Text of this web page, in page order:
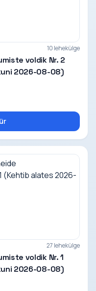
10 lehekülge
voldik Nr. 2
2026-08-08)
27 lehekülge
voldik Nr. 1
2026-08-08)